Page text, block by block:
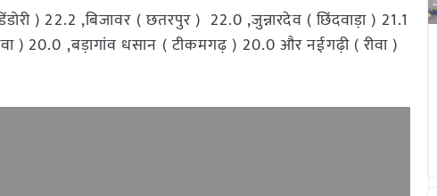
) 22.2 ,बिजावर ( छतरपुर ) 22.0 ,जुन्नारदेव ( छिंदवाड़ा ) 21.1
) 20.0 ,बड़ागांव धसान ( टीकमगढ़ ) 20.0 और नईगढ़ी ( रीवा )